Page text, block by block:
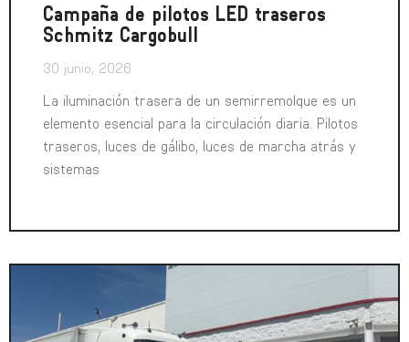
Campaña de pilotos LED traseros
Schmitz Cargobull
30 junio, 2026
La iluminación trasera de un semirremolque es un
elemento esencial para la circulación diaria. Pilotos
traseros, luces de gálibo, luces de marcha atrás y
sistemas